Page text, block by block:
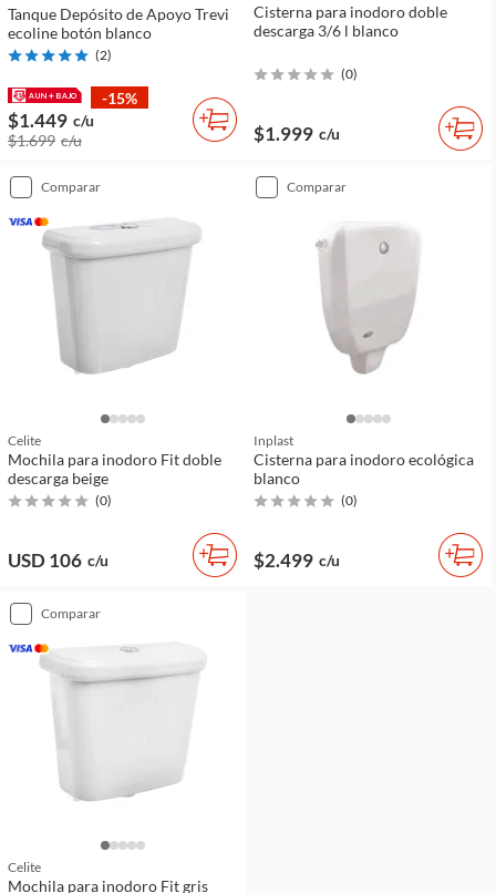
Tanque Depósito de Apoyo Trevi
ecoline botón blanco
(2)
-15%
$1.449 c/u
$1.699 c/u
Cisterna para inodoro doble
descarga 3/6 l blanco
(0)
$1.999 c/u
comparar
Celite
Mochila para inodoro Fit doble
descarga beige
(0)
USD 106 c/u
comparar
Inplast
Cisterna para inodoro ecológica
blanco
(0)
$2.499 c/u
comparar
Celite
Mochila para inodoro Fit gris